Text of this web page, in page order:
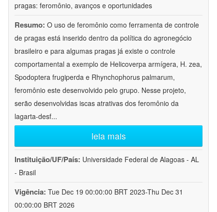
pragas: feromônio, avanços e oportunidades
Resumo: O uso de feromônio como ferramenta de controle
de pragas está inserido dentro da política do agronegócio
brasileiro e para algumas pragas já existe o controle
comportamental a exemplo de Helicoverpa armígera, H. zea,
Spodoptera frugiperda e Rhynchophorus palmarum,
feromônio este desenvolvido pelo grupo. Nesse projeto,
serão desenvolvidas iscas atrativas dos feromônio da
lagarta-desf...
leia mais
Instituição/UF/País: Universidade Federal de Alagoas - AL
- Brasil
Vigência: Tue Dec 19 00:00:00 BRT 2023-Thu Dec 31
00:00:00 BRT 2026